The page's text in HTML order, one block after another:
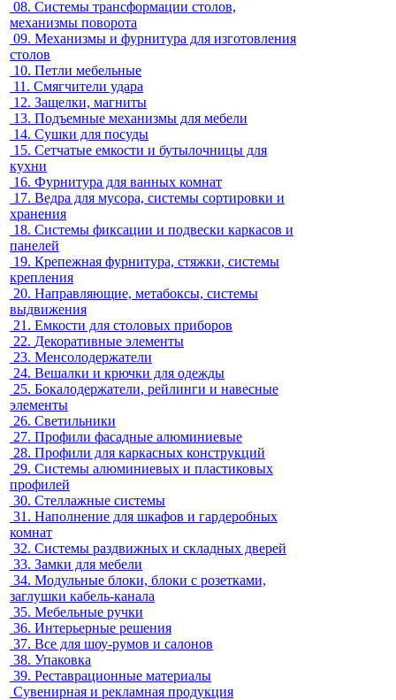
08. Системы трансформации столов,
механизмы поворота
09. Механизмы и фурнитура для изготовления
столов
10. Петли мебельные
11. Смягчители удара
12. Защелки, магниты
13. Подъемные механизмы для мебели
14. Сушки для посуды
15. Сетчатые емкости и бутылочницы для
кухни
16. Фурнитура для ванных комнат
17. Ведра для мусора, системы сортировки и
хранения
18. Системы фиксации и подвески каркасов и
панелей
19. Крепежная фурнитура, стяжки, системы
крепления
20. Направляющие, метабоксы, системы
выдвижения
21. Емкости для столовых приборов
22. Декоративные элементы
23. Менсолодержатели
24. Вешалки и крючки для одежды
25. Бокалодержатели, рейлинги и навесные
элементы
26. Светильники
27. Профили фасадные алюминиевые
28. Профили для каркасных конструкций
29. Системы алюминиевых и пластиковых
профилей
30. Стеллажные системы
31. Наполнение для шкафов и гардеробных
комнат
32. Системы раздвижных и складных дверей
33. Замки для мебели
34. Модульные блоки, блоки с розетками,
заглушки кабель-канала
35. Мебельные ручки
36. Интерьерные решения
37. Все для шоу-румов и салонов
38. Упаковка
39. Реставрационные материалы
Сувенирная и рекламная продукция